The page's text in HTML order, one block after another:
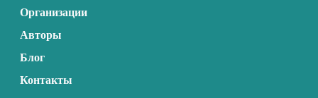
Организации
Авторы
Блог
Контакты